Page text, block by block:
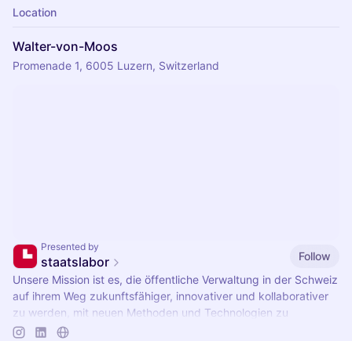
Location
Walter-von-Moos
Promenade 1, 6005 Luzern, Switzerland
Presented by
staatslabor
Follow
Unsere Mission ist es, die öffentliche Verwaltung in der Schweiz
auf ihrem Weg zukunftsfähiger, innovativer und kollaborativer
zu werden, mit neuen Methoden und Technologien zu
unterstützen.